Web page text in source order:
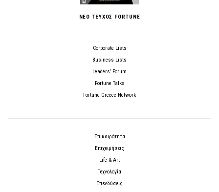
ΝΕΟ ΤΕΥΧΟΣ FORTUNE
Corporate Lists
Business Lists
Leaders’ Forum
Fortune Talks
Fortune Greece Network
Επικαιρότητα
Επιχειρήσεις
Life & Art
Τεχνολογία
Επενδύσεις